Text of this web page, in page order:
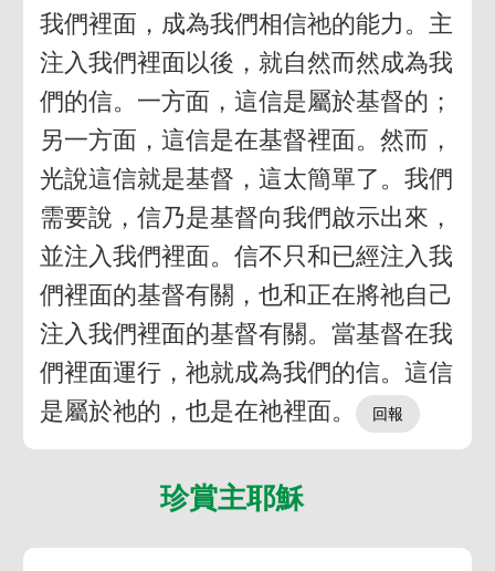
我們裡面，成為我們相信祂的能力。主
注入我們裡面以後，就自然而然成為我
們的信。一方面，這信是屬於基督的；
另一方面，這信是在基督裡面。然而，
光說這信就是基督，這太簡單了。我們
需要說，信乃是基督向我們啟示出來，
並注入我們裡面。信不只和已經注入我
們裡面的基督有關，也和正在將祂自己
注入我們裡面的基督有關。當基督在我
們裡面運行，祂就成為我們的信。這信
是屬於祂的，也是在祂裡面。
珍賞主耶穌